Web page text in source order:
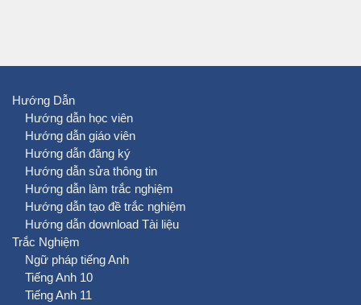
Hướng Dẫn
Hướng dẫn học viên
Hướng dẫn giáo viên
Hướng dẫn đăng ký
Hướng dẫn sửa thông tin
Hướng dẫn làm trắc nghiệm
Hướng dẫn tạo đề trắc nghiệm
Hướng dẫn download Tài liệu
Trắc Nghiệm
Ngữ pháp tiếng Anh
Tiếng Anh 10
Tiếng Anh 11